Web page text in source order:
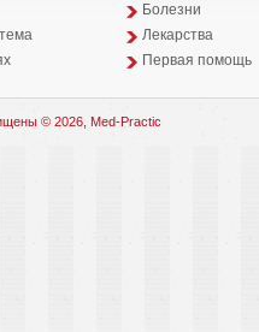
Болезни
Лекарства
Первая помощь
© 2026, Med-Practic